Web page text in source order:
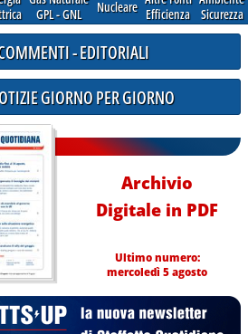
GPL - GNL
Nucleare Efficienza
Sicurezza
- EDITORIALI
GIORNO PER GIORNO
Archivio
Digitale in PDF
Ultimo numero:
mercoledì 5 agosto